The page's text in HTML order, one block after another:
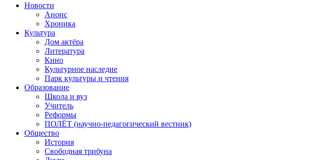
Новости
Анонс
Хроника
Культура
Дом актёра
Литература
Кино
Культурное наследие
Парк культуры и чтения
Образование
Школа и вуз
Учитель
Реформы
ПОЛЁТ (научно-педагогический вестник)
Общество
История
Свободная трибуна